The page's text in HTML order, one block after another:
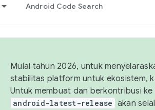
Android Code Search
Mulai tahun 2026, untuk
stabilitas platform untuk ekosistem,
Untuk membuat dan berkontribusi ke
android-latest-release akan